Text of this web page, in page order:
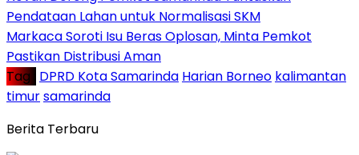
Pendataan Lahan untuk Normalisasi SKM
Markaca Soroti Isu Beras Oplosan, Minta Pemkot
Pastikan Distribusi Aman
Tag : DPRD Kota Samarinda Harian Borneo kalimantan
timursamarinda
Berita Terbaru